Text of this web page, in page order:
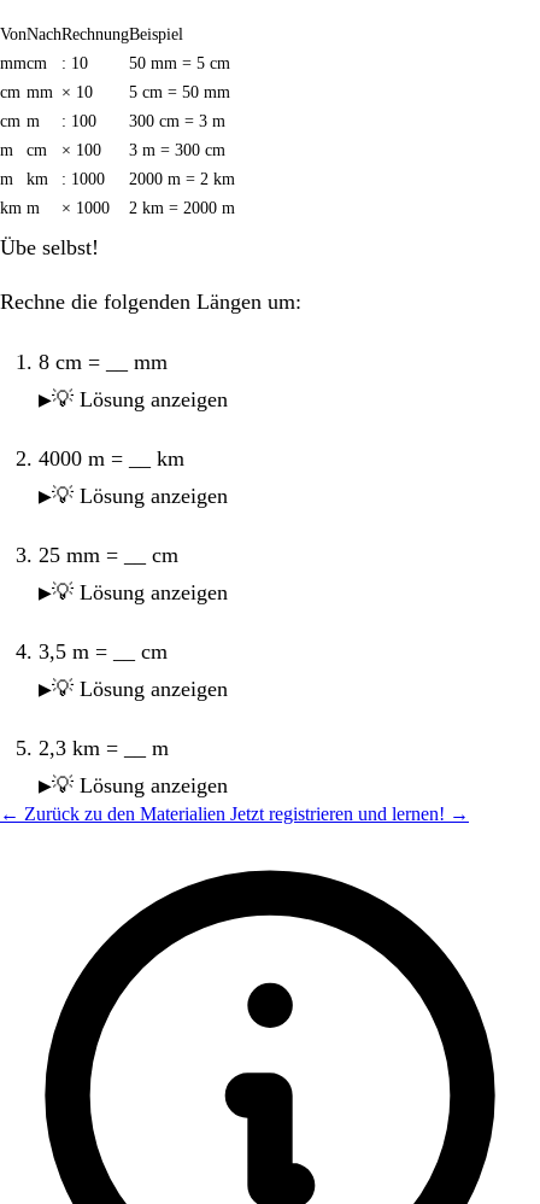
VonNachRechnungBeispiel
mmcm : 10
50 mm = 5 cm
cm mm × 10
5 cm = 50 mm
cm m : 100
300 cm = 3 m
m
cm × 100
3 m = 300 cm
m
km : 1000
2000 m = 2 km
km m × 1000 2 km = 2000 m
Übe selbst!
Rechne die folgenden Längen um:
8 cm = __ mm
💡 Lösung anzeigen
4000 m = __ km
💡 Lösung anzeigen
25 mm = __ cm
💡 Lösung anzeigen
3,5 m = __ cm
💡 Lösung anzeigen
2,3 km = __ m
💡 Lösung anzeigen
← Zurück zu den Materialien Jetzt registrieren und lernen! →